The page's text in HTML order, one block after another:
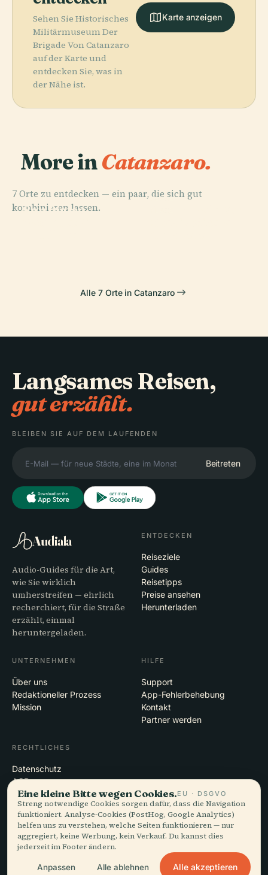
Sehen Sie Historisches
Militärmuseum Der
Brigade Von Catanzaro
auf der Karte und
entdecken Sie, was in
der Nähe ist.
Karte anzeigen
More inCatanzaro.
7 Orte zu entdecken — ein paar, die sich gut
kombinieren lassen.
PLACE
San Pietro
PLACE
PLACE
Alle 7 Orte in Catanzaro
Langsames Reisen,
gut erzählt.
BLEIBEN SIE AUF DEM LAUFENDEN
Beitreten
Audiala
Audio-Guides für die Art,
wie Sie wirklich
umherstreifen — ehrlich
recherchiert, für die Straße
erzählt, einmal
heruntergeladen.
ENTDECKEN
Reiseziele
Guides
Reisetipps
Preise ansehen
Herunterladen
UNTERNEHMEN
Über uns
Redaktioneller Prozess
Mission
HILFE
Support
App-Fehlerbehebung
Kontakt
Partner werden
RECHTLICHES
Datenschutz
AGB
Cookie-Einstellungen
Konto löschen
© 2026 Audiala · Gemacht in Morges, Schweiz, unterwegs und in den
Eine kleine Bitte wegen Cookies.EU · DSGVO
Streng notwendige Cookies sorgen dafür, dass die Navigation
funktioniert. Analyse-Cookies (PostHog, Google Analytics)
helfen uns zu verstehen, welche Seiten funktionieren — nur
aggregiert, keine Werbung, kein Verkauf. Du kannst dies
jederzeit im Footer ändern.
Anpassen Alle ablehnen Alle akzeptieren